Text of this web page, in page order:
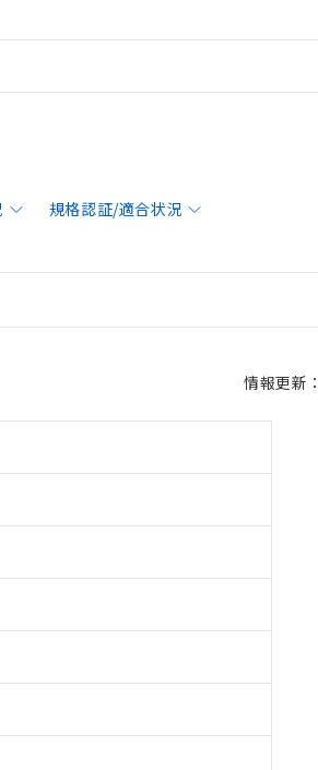
規格認証/適合状況
情報更新